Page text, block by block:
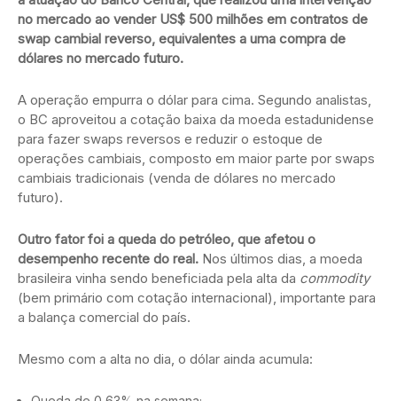
no mercado ao vender US$ 500 milhões em contratos de
swap cambial reverso, equivalentes a uma compra de
dólares no mercado futuro.
A operação empurra o dólar para cima. Segundo analistas,
o BC aproveitou a cotação baixa da moeda estadunidense
para fazer swaps reversos e reduzir o estoque de
operações cambiais, composto em maior parte por swaps
cambiais tradicionais (venda de dólares no mercado
futuro).
Outro fator foi a queda do petróleo, que afetou o
desempenho recente do real. Nos últimos dias, a moeda
brasileira vinha sendo beneficiada pela alta da commodity
(bem primário com cotação internacional), importante para
a balança comercial do país.
Mesmo com a alta no dia, o dólar ainda acumula: